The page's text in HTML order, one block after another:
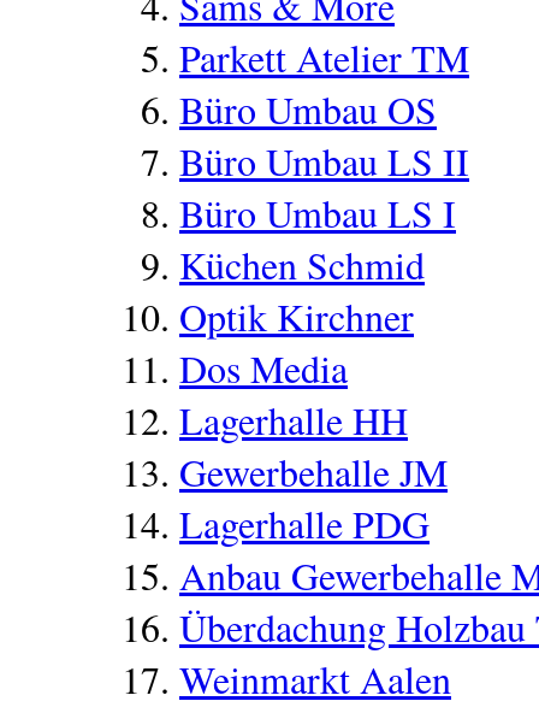
Parkett Atelier TM
Büro Umbau OS
Büro Umbau LS II
Büro Umbau LS I
Küchen Schmid
Optik Kirchner
Dos Media
Lagerhalle HH
Gewerbehalle JM
Lagerhalle PDG
Anbau Gewerbehalle
Überdachung
Weinmarkt Aalen